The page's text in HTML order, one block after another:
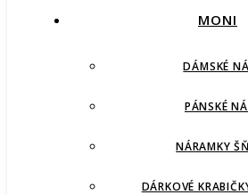
MONI
DÁMSKÉ
PÁNSKÉ
NÁRAMKY
DÁRKOVÉ